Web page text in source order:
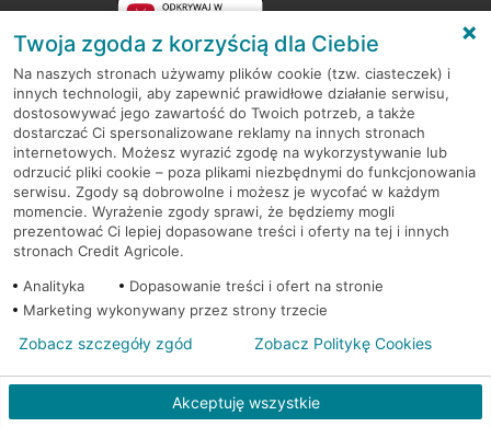
RODO
Regulamin serwisu
Mapa serwisu
PolitykaCookies
© 2026 Credit Agricole Bank Polska S.A. Wszelkie prawa zastrzeżone
Twoja zgoda z korzyścią dla Ciebie
Na naszych stronach używamy plików cookie (tzw. ciasteczek) i
innych technologii, aby zapewnić prawidłowe działanie serwisu,
dostosowywać jego zawartość do Twoich potrzeb, a także
dostarczać Ci spersonalizowane reklamy na innych stronach
internetowych. Możesz wyrazić zgodę na wykorzystywanie lub
odrzucić pliki cookie – poza plikami niezbędnymi do funkcjonowania
serwisu. Zgody są dobrowolne i możesz je wycofać w każdym
momencie. Wyrażenie zgody sprawi, że będziemy mogli
prezentować Ci lepiej dopasowane treści i oferty na tej i innych
stronach Credit Agricole.
Analityka
Dopasowanie treści i ofert na stronie
Marketing wykonywany przez strony trzecie
Akceptuję wszystkie
Zobacz szczegóły zgód Zobacz Politykę Cookies